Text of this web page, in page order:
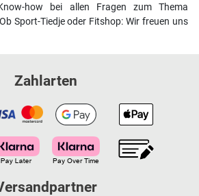
how bei allen Fragen zum Thema
Sport-Tiedje oder Fitshop: Wir freuen uns
Zahlarten